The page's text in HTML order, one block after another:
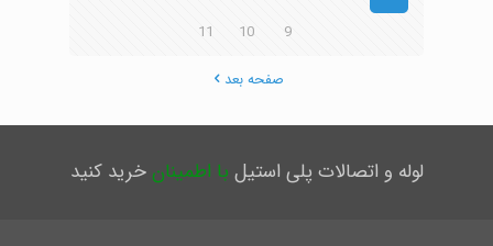
9
10
11
صفحه بعد
لوله و اتصالات پلی استیل با اطمینانخرید کنید